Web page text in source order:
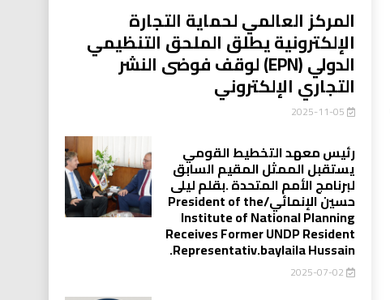
المركز العالمي لحماية التجارة
الإلكترونية يطلق الملحق التنظيمي
الدولي (EPN) لوقف فوضى النشر
التجاري الإلكتروني
رئيس معهد التخطيط القومي
يستقبل الممثل المقيم السابق
لبرنامج الأمم المتحدة .بقلم ليلى
حسين الإنمائي/President of the
Institute of National Planning
Receives Former UNDP Resident
.Representativ.baylaila Hussain
2025-07-02